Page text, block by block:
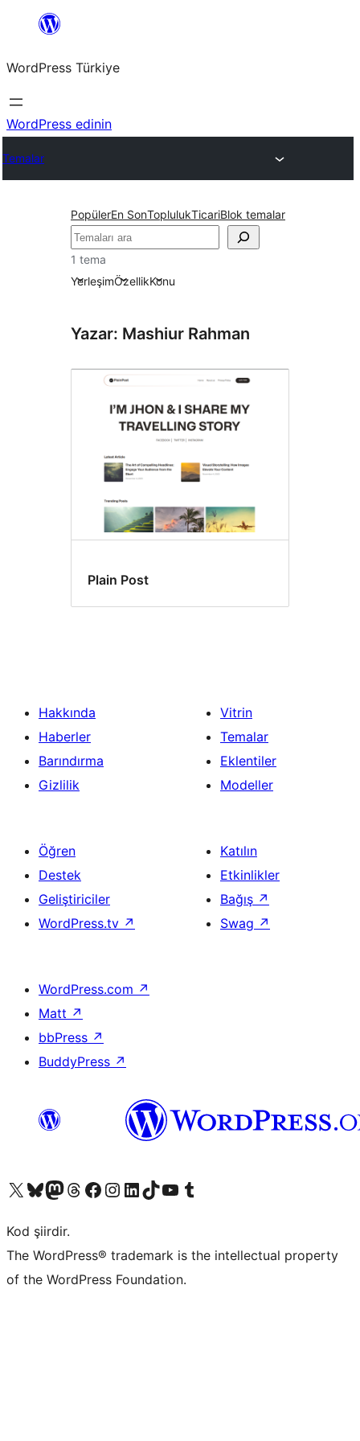
İçeriğe
WordPress Türkiye
WordPress edinin
Temalar
PopülerEn SonToplulukTicariBlok temalar
Ara
1 tema
YerleşimÖzellikKonu
Yazar: Mashiur Rahman
Plain Post
Hakkında
Haberler
Barındırma
Gizlilik
Vitrin
Temalar
Eklentiler
Modeller
Öğren
Destek
Geliştiriciler
WordPress.tv ↗
Katılın
Etkinlikler
Bağış ↗
Swag ↗
WordPress.com ↗
Matt ↗
bbPress ↗
BuddyPress ↗
X (eski Twitter) hesabımıza bakın
Bluesky hesabımızı ziyaret edinMastodon hesabımızı ziyaret edinThreads hesabımızı ziyaret edinFacebook sayfamızı ziyaret edinInstagram hesabımızı ziyaret edinLinkedIn hesabımızı ziyaret edinTikTok hesabımızı ziyaret edinYouTube kanalımızı ziyaret edinTumblr hesabımızı ziyaret edin
Kod şiirdir.
The WordPress® trademark is the intellectual property
of the WordPress Foundation.